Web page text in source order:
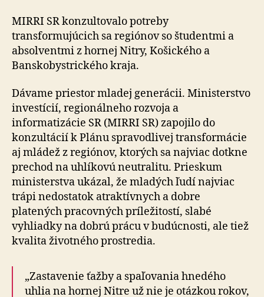
MIRRI SR konzultovalo potreby
transformujúcich sa regiónov so študentmi a
absolventmi z hornej Nitry, Košického a
Banskobystrického kraja.
Dávame priestor mladej generácii. Ministerstvo
investícií, regionálneho rozvoja a
informatizácie SR (MIRRI SR) zapojilo do
konzultácií k Plánu spravodlivej transformácie
aj mládež z regiónov, ktorých sa najviac dotkne
prechod na uhlíkovú neutralitu. Prieskum
ministerstva ukázal, že mladých ľudí najviac
trápi nedostatok atraktívnych a dobre
platených pracovných príležitostí, slabé
vyhliadky na dobrú prácu v budúcnosti, ale tiež
kvalita životného prostredia.
„Zastavenie ťažby a spaľovania hnedého
uhlia na hornej Nitre už nie je otázkou rokov,